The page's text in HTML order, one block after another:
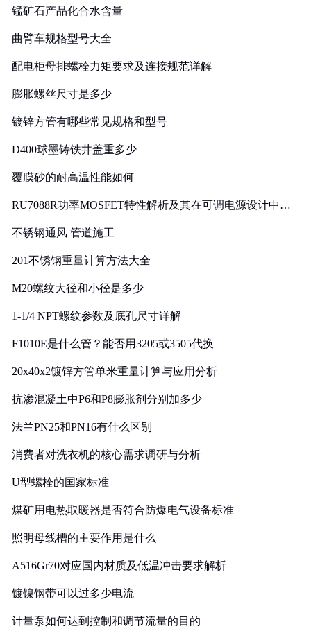
锰矿石产品化合水含量
曲臂车规格型号大全
配电柜母排螺栓力矩要求及连接规范详解
膨胀螺丝尺寸是多少
镀锌方管有哪些常见规格和型号
D400球墨铸铁井盖重多少
覆膜砂的耐高温性能如何
RU7088R功率MOSFET特性解析及其在可调电源设计中的
不锈钢通风 管道施工
201不锈钢重量计算方法大全
M20螺纹大径和小径是多少
1-1/4 NPT螺纹参数及底孔尺寸详解
F1010E是什么管？能否用3205或3505代换
20x40x2镀锌方管单米重量计算与应用分析
抗渗混凝土中P6和P8膨胀剂分别加多少
法兰PN25和PN16有什么区别
消费者对洗衣机的核心需求调研与分析
U型螺栓的国家标准
煤矿用电热取暖器是否符合防爆电气设备标准
照明母线槽的主要作用是什么
A516Gr70对应国内材质及低温冲击要求解析
镀镍钢带可以过多少电流
计量泵如何达到控制和调节流量的目的